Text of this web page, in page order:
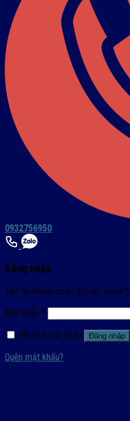
0932756950
Đăng nhập
Tên tài khoản hoặc địa chỉ email *
Mật khẩu *
Ghi nhớ mật khẩu
Đăng nhập
Quên mật khẩu?